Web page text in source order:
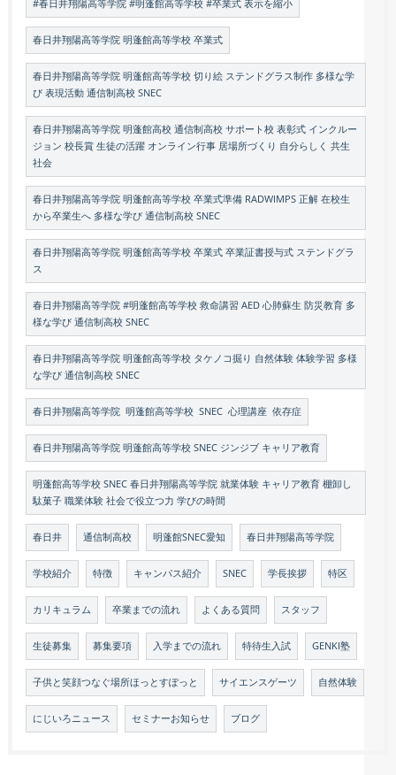
#春日井翔陽高等学院 #明蓬館高等学校 #卒業式 表示を縮小
春日井翔陽高等学院 明蓬館高等学校 卒業式
春日井翔陽高等学院 明蓬館高等学校 切り絵 ステンドグラス制作 多様な学
び 表現活動 通信制高校 SNEC
春日井翔陽高等学院 明蓬館高校 通信制高校 サポート校 表彰式 インクルー
ジョン 校長賞 生徒の活躍 オンライン行事 居場所づくり 自分らしく 共生
社会
春日井翔陽高等学院 明蓬館高等学校 卒業式準備 RADWIMPS 正解 在校生
から卒業生へ 多様な学び 通信制高校 SNEC
春日井翔陽高等学院 明蓬館高等学校 卒業式 卒業証書授与式 ステンドグラ
ス
春日井翔陽高等学院 #明蓬館高等学校 救命講習 AED 心肺蘇生 防災教育 多
様な学び 通信制高校 SNEC
春日井翔陽高等学院 明蓬館高等学校 タケノコ掘り 自然体験 体験学習 多様
な学び 通信制高校 SNEC
春日井翔陽高等学院 明蓬館高等学校 SNEC 心理講座 依存症
春日井翔陽高等学院 明蓬館高等学校 SNEC ジンジブ キャリア教育
明蓬館高等学校 SNEC 春日井翔陽高等学院 就業体験 キャリア教育 棚卸し
駄菓子 職業体験 社会で役立つ力 学びの時間
春日井 通信制高校 明蓬館SNEC愛知 春日井翔陽高等学院
学校紹介 特徴 キャンパス紹介 SNEC 学長挨拶 特区
カリキュラム 卒業までの流れ よくある質問 スタッフ
生徒募集 募集要項 入学までの流れ 特待生入試 GENKI塾
子供と笑顔つなぐ場所ほっとすぽっと サイエンスゲーツ 自然体験
にじいろニュース セミナーお知らせ ブログ